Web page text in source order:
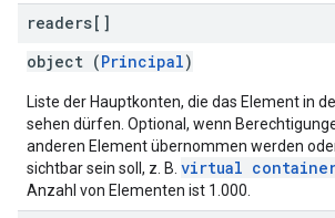
readers[]
object (Principal)
Liste der Hauptkonten, die das Element in
sehen dürfen. Optional, wenn
anderen Element übernommen werden
sichtbar sein soll, z. B. virtual
Anzahl von Elementen ist 1.000.